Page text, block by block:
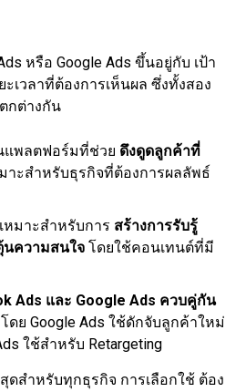
หรือ Google Ads ขึ้นอยู่กับ เป้า
เวลาที่ต้องการเห็นผล ซึ่งทั้งสอง
กต่างกัน
แพลตฟอร์มที่ช่วย ดึงดูดลูกค้าที่
าะสำหรับธุรกิจที่ต้องการผลลัพธ์
เหมาะสำหรับการ สร้างการรับรู้
นความสนใจ โดยใช้คอนเทนต์ที่มี
Ads และ Google Ads ควบคู่กัน
โดย Google Ads ใช้ดักจับลูกค้าใหม่
ใช้สำหรับ Retargeting
สำหรับทุกธุรกิจ การเลือกใช้ ต้อง